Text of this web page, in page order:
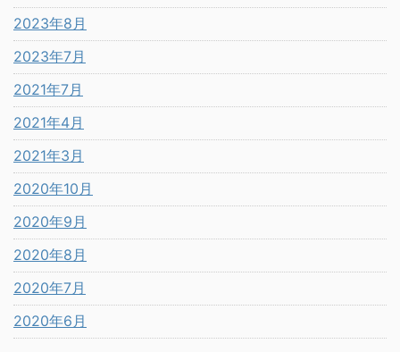
2023年8月
2023年7月
2021年7月
2021年4月
2021年3月
2020年10月
2020年9月
2020年8月
2020年7月
2020年6月